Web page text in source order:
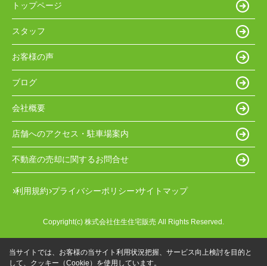
トップページ
スタッフ
お客様の声
ブログ
会社概要
店舗へのアクセス・駐車場案内
不動産の売却に関するお問合せ
利用規約 プライバシーポリシー サイトマップ
Copyright(c) 株式会社住生住宅販売 All Rights Reserved.
当サイトでは、お客様の当サイト利用状況把握、サービス向上検討を目的と
して、クッキー（Cookie）を使用しています。